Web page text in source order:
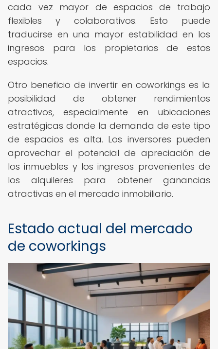
cada vez mayor de espacios de trabajo
flexibles y colaborativos. Esto puede
traducirse en una mayor estabilidad en los
ingresos para los propietarios de estos
espacios.
Otro beneficio de invertir en coworkings es la
posibilidad de obtener rendimientos
atractivos, especialmente en ubicaciones
estratégicas donde la demanda de este tipo
de espacios es alta. Los inversores pueden
aprovechar el potencial de apreciación de
los inmuebles y los ingresos provenientes de
los alquileres para obtener ganancias
atractivas en el mercado inmobiliario.
Estado actual del mercado
de coworkings